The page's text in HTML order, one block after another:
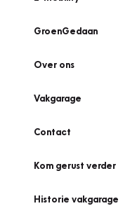
GroenGedaan
Over ons
Vakgarage
Contact
Kom gerust verder
Historie vakgarage